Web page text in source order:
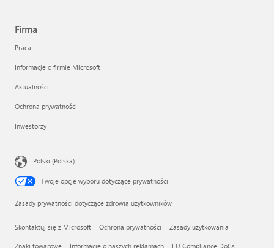
Firma
Praca
Informacje o firmie Microsoft
Aktualności
Ochrona prywatności
Inwestorzy
Polski (Polska)
Twoje opcje wyboru dotyczące prywatności
Zasady prywatności dotyczące zdrowia użytkowników
Skontaktuj się z Microsoft Ochrona prywatności Zasady użytkowania
Znaki towarowe Informacje o naszych reklamach EU Compliance DoCs